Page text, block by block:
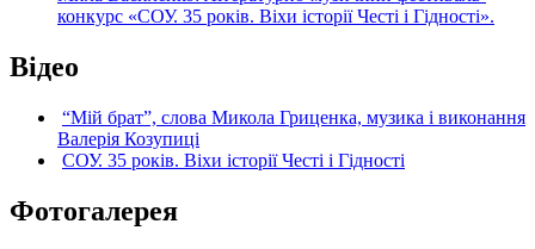
конкурс «СОУ. 35 років. Віхи історії Честі і Гідності».
Відео
“Мій брат”, слова Микола Гриценка, музика і виконання
Валерія Козупиці
СОУ. 35 років. Віхи історії Честі і Гідності
Фотогалерея